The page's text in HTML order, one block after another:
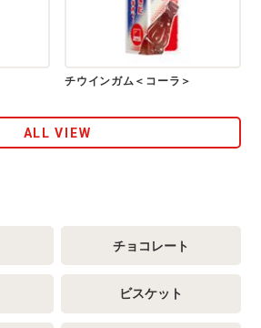
チウインガム＜コーラ＞
ALL VIEW
チョコレート
ビスケット